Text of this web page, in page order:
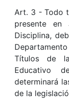
Art. 3 - Todo
presente en
Disciplina,
Títulos de la
Educativo
determinará
de la